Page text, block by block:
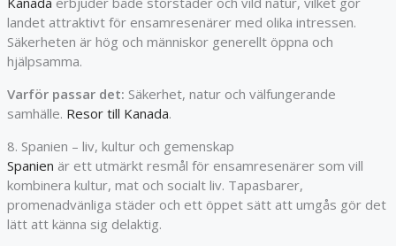
landet attraktivt för ensamresenärer med olika intressen.
Säkerheten är hög och människor generellt öppna och
hjälpsamma.
Varför passar det: Säkerhet, natur och välfungerande
samhälle. Resor till Kanada.
8. Spanien – liv, kultur och gemenskap
Spanien är ett utmärkt resmål för ensamresenärer som vill
kombinera kultur, mat och socialt liv. Tapasbarer,
promenadvänliga städer och ett öppet sätt att umgås gör det
lätt att känna sig delaktig.